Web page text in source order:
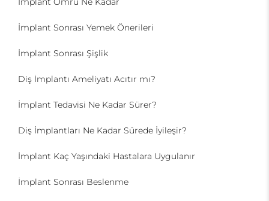
İmplant Sonrası Yemek Önerileri
İmplant Sonrası Şişlik
Diş İmplantı Ameliyatı Acıtır mı?
İmplant Tedavisi Ne Kadar Sürer?
Diş İmplantları Ne Kadar Sürede İyileşir?
İmplant Kaç Yaşındaki Hastalara Uygulanır
İmplant Sonrası Beslenme